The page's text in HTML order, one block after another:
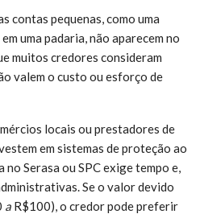
contas pequenas, como uma
uma padaria, não aparecem no
muitos credores consideram
valem o custo ou esforço de
locais ou prestadores de
em sistemas de proteção ao
Serasa ou SPC exige tempo e,
Se o valor devido
a R$100), o credor pode preferir